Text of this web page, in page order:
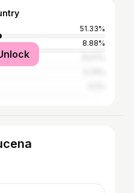
51.33%
8.88%